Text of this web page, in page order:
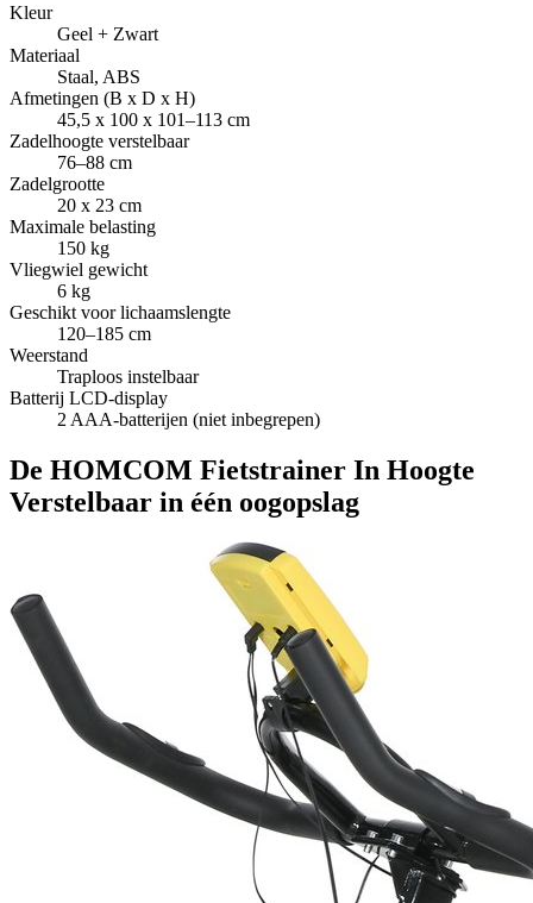
Kleur
Geel + Zwart
Materiaal
Staal, ABS
Afmetingen (B x D x H)
45,5 x 100 x 101–113 cm
Zadelhoogte verstelbaar
76–88 cm
Zadelgrootte
20 x 23 cm
Maximale belasting
150 kg
Vliegwiel gewicht
6 kg
Geschikt voor lichaamslengte
120–185 cm
Weerstand
Traploos instelbaar
Batterij LCD-display
2 AAA-batterijen (niet inbegrepen)
De HOMCOM Fietstrainer In Hoogte
Verstelbaar in één oogopslag